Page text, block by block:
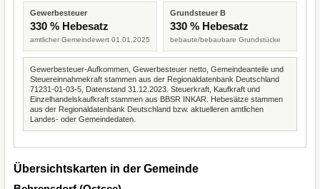
Gewerbesteuer
330 % Hebesatz
amtlicher Gemeindewert 01.01.2025
Grundsteuer B
330 % Hebesatz
bebaute/bebaubare Grundstücke
Gewerbesteuer-Aufkommen, Gewerbesteuer netto, Gemeindeanteile und
Steuereinnahmekraft stammen aus der Regionaldatenbank Deutschland
71231-01-03-5, Datenstand 31.12.2023. Steuerkraft, Kaufkraft und
Einzelhandelskaufkraft stammen aus BBSR INKAR. Hebesätze stammen
aus der Regionaldatenbank Deutschland bzw. aktuelleren amtlichen
Landes- oder Gemeindedaten.
Übersichtskarten in der Gemeinde